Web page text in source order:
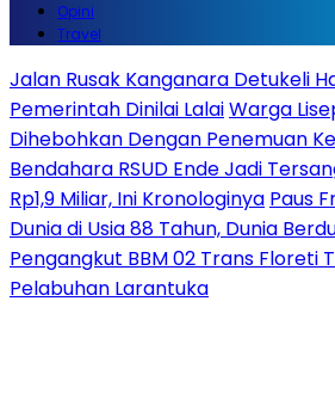
Opini
Travel
Jalan Rusak Kanganara Detukeli
Pemerintah Dinilai LalaiWarga
Dihebohkan Dengan Penemuan
Bendahara RSUD Ende Jadi
Rp1,9 Miliar, Ini Kronologinya Paus
Dunia di Usia 88 Tahun, Dunia
Pengangkut BBM 02 Trans Floreti
Pelabuhan Larantuka